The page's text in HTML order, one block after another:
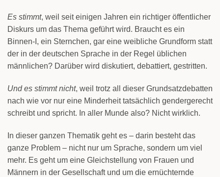
Es stimmt, weil seit einigen Jahren ein richtiger öffentlicher
Diskurs um das Thema geführt wird. Braucht es ein
Binnen-I, ein Sternchen, gar eine weibliche Grundform statt
der in der deutschen Sprache in der Regel üblichen
männlichen? Darüber wird diskutiert, debattiert, gestritten.
Und es stimmt nicht, weil trotz all dieser Grundsatzdebatten
nach wie vor nur eine Minderheit tatsächlich gendergerecht
schreibt und spricht. In aller Munde also? Nicht wirklich.
In dieser ganzen Thematik geht es – darin besteht das
ganze Problem – nicht nur um Sprache, sondern um viel
mehr. Es geht um eine Gleichstellung von Frauen und
Männern in der Gesellschaft und um die ernüchternde